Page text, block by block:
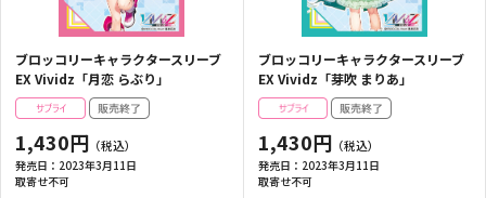
ブロッコリーキャラクタースリーブ
EX Vividz「月恋 らぶり」
1,430円
発売日： 2023年3月11日
取寄せ不可
ブロッコリーキャラクタースリーブ
EX Vividz「芽吹 まりあ」
1,430円
発売日： 2023年3月11日
取寄せ不可